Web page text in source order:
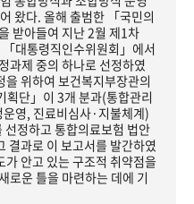
왔다. 올해 출범한 「국민의
받아들여 지난 2월 제1차
대통령직인수위원회」에서
과제 중의 하나로 선정하였
위하여 보건복지부장관의
획단」이 3개 분과(통합관리
영, 진료비심사·지불체계)
정하고 통합의료보험 법안
결과로 이 보고서를 발간하였
안고 있는 구조적 취약점을
로운 틀을 마련하는 데에 기